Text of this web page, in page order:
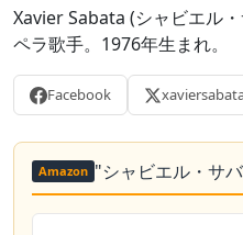
Xavier Sabata (シャビエル
ペラ歌手。1976年生まれ。
Facebook
Amazon "シャビエル・サ